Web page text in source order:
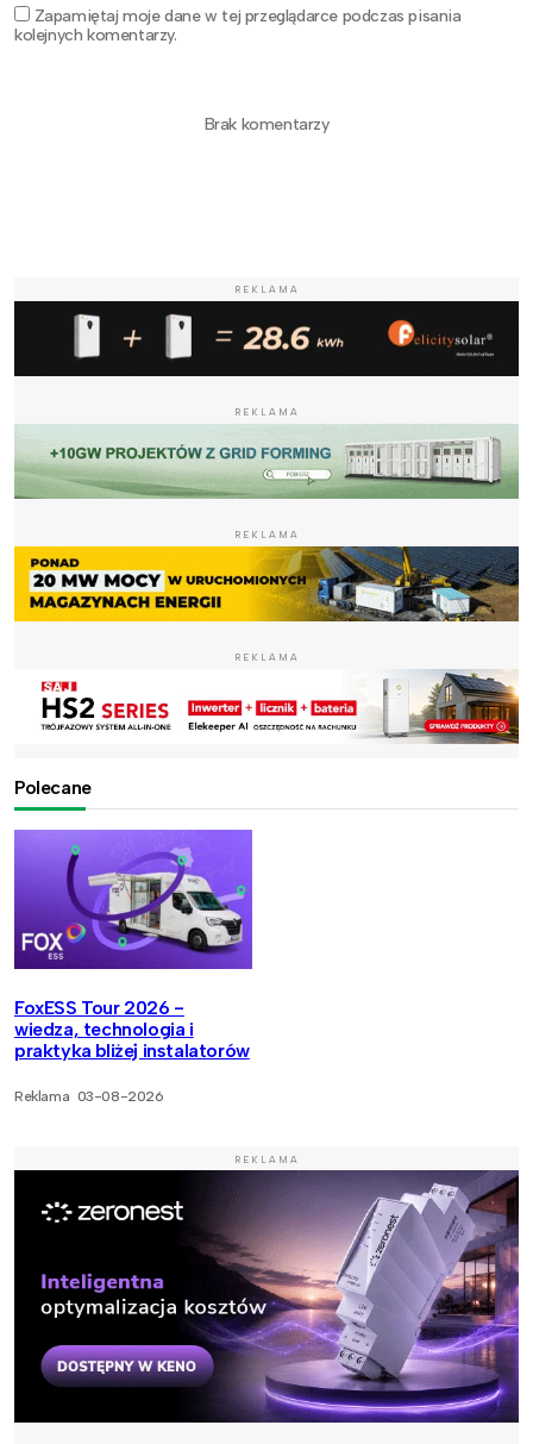
Zapamiętaj moje dane w tej przeglądarce podczas pisania
kolejnych komentarzy.
Brak komentarzy
REKLAMA
REKLAMA
REKLAMA
REKLAMA
Polecane
FoxESS Tour 2026 -
wiedza, technologia i
praktyka bliżej instalatorów
Reklama 03-08-2026
REKLAMA